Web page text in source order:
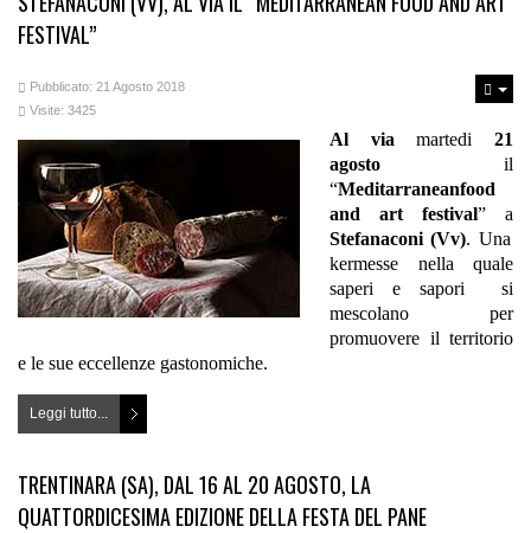
FESTIVAL”
Pubblicato: 21 Agosto 2018
Visite: 3425
Al via martedi21
agosto il
“Meditarraneanfood
and art festival” a
Stefanaconi (Vv). Una
kermesse nella quale
saperi e sapori si
mescolano per
promuovere il territorio
e le sue eccellenze gastonomiche.
Leggi tutto...
TRENTINARA (SA), DAL 16 AL 20 AGOSTO, LA
QUATTORDICESIMA EDIZIONE DELLA FESTA DEL PANE